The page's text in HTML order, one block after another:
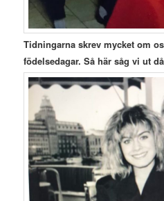
Tidningarna skrev mycket om
födelsedagar. Så här såg vi ut